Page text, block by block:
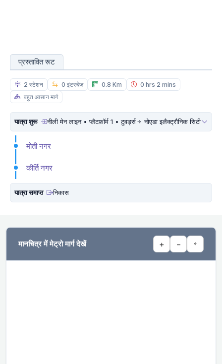
प्रस्तावित रूट
2 स्टेशन 0 इंटरचेंज 0.8 Km
0 hrs 2 mins
बहुत आसान मार्ग
यात्रा शुरू नीली मेन लाइन • प्लैटफ़ॉर्म 1 • टुवर्ड्स नोएडा इलैक्ट्रौनिक सिटी
मोती नगर
कीर्ति नगर
यात्रा समाप्त निकास
मानचित्र में मेट्रो मार्ग देखें + − ⌖